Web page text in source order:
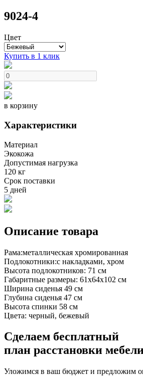
9024-4
Цвет
Купить в 1 клик
в корзину
Характеристики
Материал
Экокожа
Допустимая нагрузка
120 кг
Срок поставки
5 дней
Описание товара
Рама:металлическая хромированная
Подлокотники:с накладками, хром
Высота подлокотников: 71 см
Габаритные размеры: 61х64х102 см
Ширина сиденья 49 см
Глубина сиденья 47 см
Высота спинки 58 см
Цвета: черный, бежевый
Сделаем бесплатный
план расстановки
Уложимся в ваш бюджет и предложим